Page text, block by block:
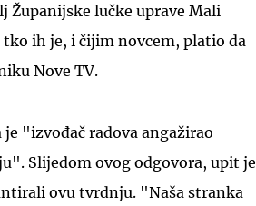
Županijske lučke uprave Mali
ih je, i čijim novcem, platio da
Nove TV.
"izvođač radova angažirao
Slijedom ovog odgovora, upit je
ovu tvrdnju. "Naša stranka